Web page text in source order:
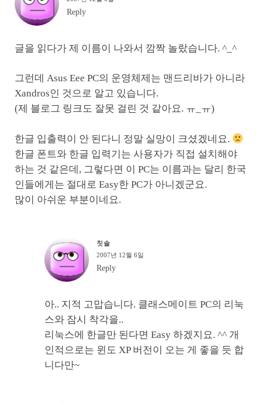
Reply
글을 읽다가 제 이름이 나와서 깜짝 놀랐습니다. ^_^
그런데 Asus Eee PC의 운영체제는 맨드리바가 아니라
Xandros인 것으로 알고 있습니다.
(제 블로그 링크도 잘못 걸린 것 같아요. ㅠ_ㅠ)
한글 입출력이 안 된다니 정말 실망이 크셨겠네요.
한글 폰트와 한글 입력기는 사용자가 직접 설치해야
하는 것 같은데, 그렇다면 이 PC는 이름과는 달리 한국
인들에게는 절대로 Easy한 PC가 아니겠군요.
많이 아쉬운 부분이네요.
칫솔
2007년 12월 6일
Reply
아.. 지적 고맙습니다. 클래스메이트 PC의 리눅
스와 잠시 착각을..
리눅스에 한글만 된다면 Easy 하겠지요. ^^ 개
인적으로는 윈도 XP 버전이 오는 게 좋을 듯 합
니다만~